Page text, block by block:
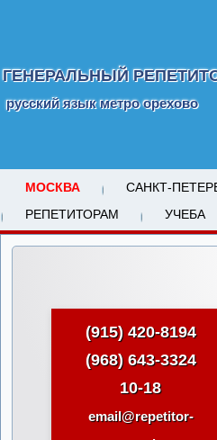
ГЕНЕРАЛЬНЫЙ
русский язык метро орехово
МОСКВА САНКТ-
РЕПЕТИТОРАМ
УЧЕБА
(915) 420-8194
(968) 643-3324
10-18
email@repetitor-